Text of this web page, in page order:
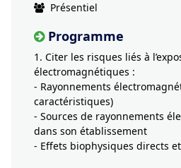
Présentiel
Programme
1. Citer les risques liés à
électromagnétiques :
- Rayonnements
caractéristiques)
- Sources de rayonnements
dans son établissement
- Effets biophysiques directs